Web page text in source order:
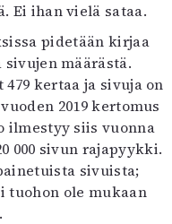
Ei ihan vielä sataa.
pidetään kirjaa
määrästä.
kertaa ja sivuja on
2019 kertomus
ilmestyy siis vuonna
000 sivun rajapyykki.
sivuista;
tuohon ole mukaan